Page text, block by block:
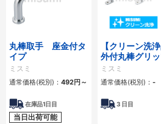
丸棒取手 座金付タ
イプ
ミスミ
通常価格(税別)： 492円～
在庫品1日目
当日出荷可能
【クリーン洗浄
外付丸棒グリッ
イプ取手
ミスミ
通常価格(税別)： -
3 日目